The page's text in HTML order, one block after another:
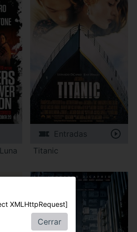
Entradas
Titanic
XMLHttpRequest]
Cerrar